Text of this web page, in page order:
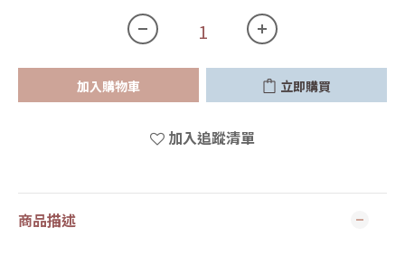
加入購物車 立即購買
加入追蹤清單
商品描述